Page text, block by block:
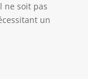
ne soit pas
un